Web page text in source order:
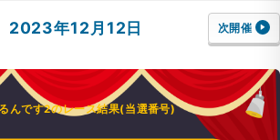
2023年12月12日 次開催
んです2のレース結果(当選番号)